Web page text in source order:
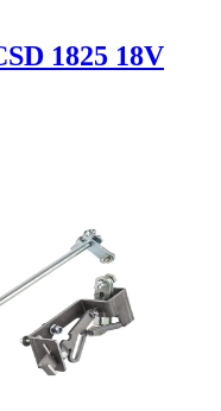
1825 18V